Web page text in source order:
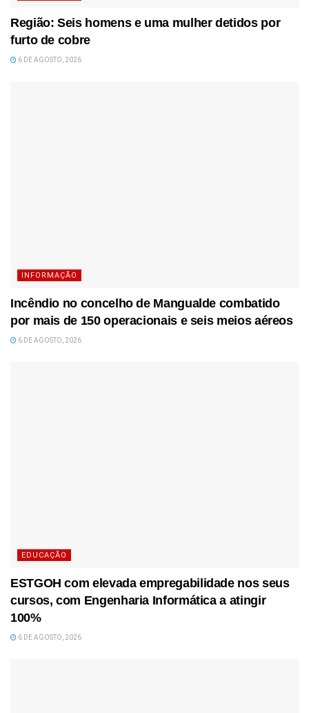
Região: Seis homens e uma mulher detidos por
furto de cobre
6 DE AGOSTO, 2026
INFORMAÇÃO
Incêndio no concelho de Mangualde combatido
por mais de 150 operacionais e seis meios aéreos
6 DE AGOSTO, 2026
EDUCAÇÃO
ESTGOH com elevada empregabilidade nos seus
cursos, com Engenharia Informática a atingir
100%
6 DE AGOSTO, 2026